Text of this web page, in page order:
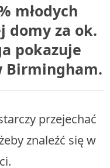
młodych
domy za ok.
pokazuje
Birmingham.
przejechać
znaleźć się w